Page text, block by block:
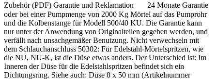
Zubehör (PDF) Garantie und Reklamation 24 Monate Garantie
oder bei einer Pumpmenge von 2000 Kg Mörtel auf das Pumprohr
und die Kolbenstange für Modell 500/40 KU. Die Garantie kann
nur unter der Anwendung von Originalteilen gegeben werden, und
verfällt nach unsachgemäßer Benutzung. Nicht verwechseln mit
dem Schlauchanschluss 50302: Für Edelstahl-Mörtelspritzen, wie
die NU, NU-K, ist die Düse etwas anders. Der Unterschied ist: Im
Inneren der Düse für die Edelstahlspritzen befindet sich ein
Dichtungsring. Siehe auch: Düse 8 x 50 mm (Artikelnummer